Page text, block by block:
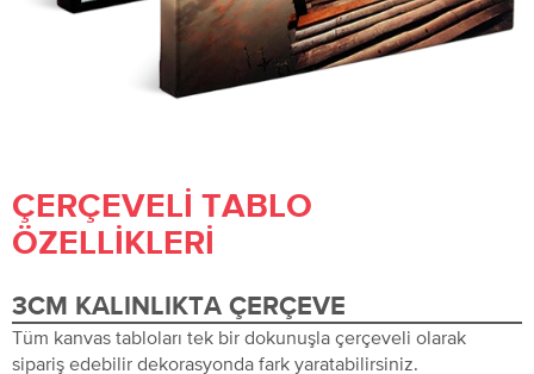
ÇERÇEVELI TABLO
ÖZELLIKLERI
3CM KALINLIKTA ÇERÇEVE
Tüm kanvas tabloları tek bir dokunuşla çerçeveli olarak
sipariş edebilir dekorasyonda fark yaratabilirsiniz.